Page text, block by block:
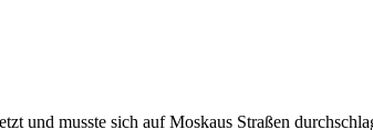
und musste sich auf Moskaus Straßen